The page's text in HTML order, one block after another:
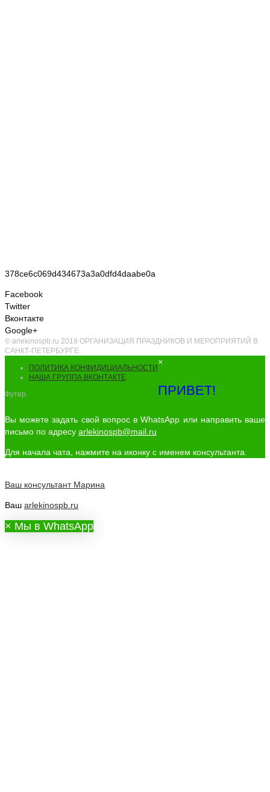
378ce6c069d434673a3a0dfd4daabe0a
Facebook
Twitter
Вконтакте
Google+
© arlekinospb.ru 2018 ОРГАНИЗАЦИЯ ПРАЗДНИКОВ И МЕРОПРИЯТИЙ В
САНКТ-ПЕТЕРБУРГЕ.
ПОЛИТИКА КОНФИДИЦИАЛЬНОСТИ
НАША ГРУППА ВКОНТАКТЕ
Футер
×
ПРИВЕТ!
Вы можете задать свой вопрос в WhatsApp или направить ваше
письмо по адресу arlekinospb@mail.ru
Для начала чата, нажмите на иконку с именем консультанта.
Ваш консультант Марина
Ваш arlekinospb.ru
× Мы в WhatsApp